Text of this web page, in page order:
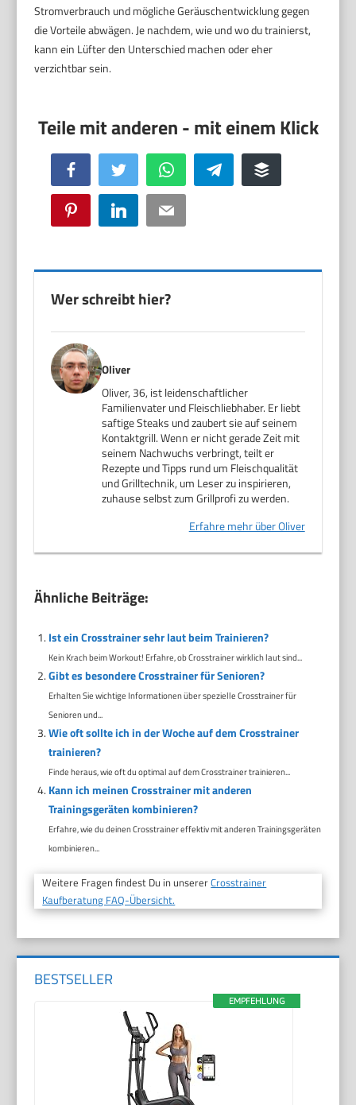
Stromverbrauch und mögliche Geräuschentwicklung gegen
die Vorteile abwägen. Je nachdem, wie und wo du trainierst,
kann ein Lüfter den Unterschied machen oder eher
verzichtbar sein.
Facebook Twitter WhatsApp Telegram Buffer
Pinterest LinkedIn Email
Wer schreibt hier?
Oliver
Oliver, 36, ist leidenschaftlicher
Familienvater und Fleischliebhaber. Er liebt
saftige Steaks und zaubert sie auf seinem
Kontaktgrill. Wenn er nicht gerade Zeit mit
seinem Nachwuchs verbringt, teilt er
Rezepte und Tipps rund um Fleischqualität
und Grilltechnik, um Leser zu inspirieren,
zuhause selbst zum Grillprofi zu werden.
Erfahre mehr über Oliver
Ähnliche Beiträge:
Ist ein Crosstrainer sehr laut beim Trainieren?
Kein Krach beim Workout! Erfahre, ob Crosstrainer wirklich laut sind...
Gibt es besondere Crosstrainer für Senioren?
Erhalten Sie wichtige Informationen über spezielle Crosstrainer für
Senioren und...
Wie oft sollte ich in der Woche auf dem Crosstrainer
trainieren?
Finde heraus, wie oft du optimal auf dem Crosstrainer trainieren...
Kann ich meinen Crosstrainer mit anderen
Trainingsgeräten kombinieren?
Erfahre, wie du deinen Crosstrainer effektiv mit anderen Trainingsgeräten
kombinieren...
Weitere Fragen findest Du in unsererCrosstrainer
Kaufberatung FAQ-Übersicht.
BESTSELLER
EMPFEHLUNG